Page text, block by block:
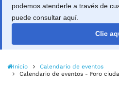
podemos atenderle a través de
puede consultar aquí.
Clic
Inicio
Calendario de eventos
Calendario de eventos - Foro